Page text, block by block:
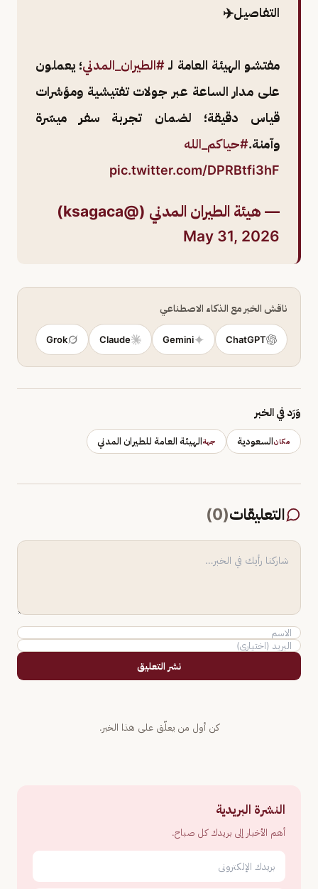
التفاصيل✈️
مفتشو الهيئة العامة لـ #الطيران_المدني؛ يعملون
على مدار الساعة عبر جولات تفتيشية ومؤشرات
قياس دقيقة؛ لضمان تجربة سفر ميسّرة
وآمنة.#حياكم_الله
pic.twitter.com/DPRBtfi3hF
— هيئة الطيران المدني (@ksagaca)
May 31, 2026
ناقش الخبر مع الذكاء الاصطناعي
ChatGPT
Gemini
Claude
Grok
وَرَد في الخبر
مكانالسعودية جهةالهيئة العامة للطيران المدني
التعليقات(
0
)
نشر التعليق
كن أول من يعلّق على هذا الخبر.
النشرة البريدية
أهم الأخبار إلى بريدك كل صباح.